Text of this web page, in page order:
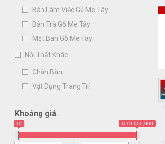
Bàn Làm Việc Gỗ Me Tây
Bàn Trà Gỗ Me Tây
Mặt Bàn Gỗ Me Tây
Nội Thất Khác
Chân Bàn
Vật Dụng Trang Trí
Khoảng giá
₫0 ₫119,000,000